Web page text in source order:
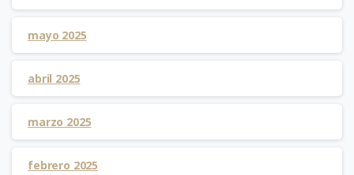
mayo 2025
abril 2025
marzo 2025
febrero 2025